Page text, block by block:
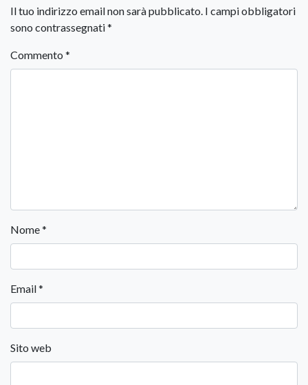
Il tuo indirizzo email non sarà pubblicato. I campi obbligatori
sono contrassegnati*
Commento *
Nome*
Email*
Sito web